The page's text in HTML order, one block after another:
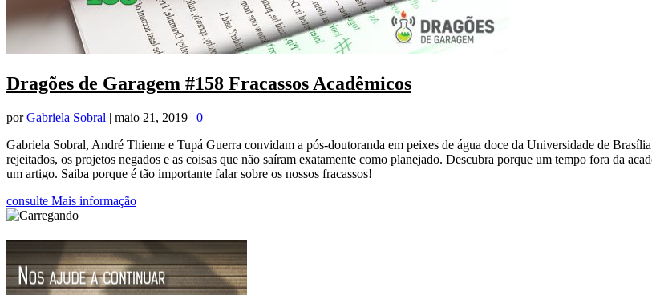
Dragões de Garagem #158 Fracassos Acadêmicos
porGabriela Sobral | maio 21, 2019 | 0
Gabriela Sobral, André Thieme e Tupá Guerra convidam a pós-doutoranda em peixes de água doce da Universidade de
rejeitados, os projetos negados e as coisas que não saíram exatamente como planejado. Descubra porque um tempo fora da
um artigo. Saiba porque é tão importante falar sobre os nossos fracassos!
consulte Mais informação